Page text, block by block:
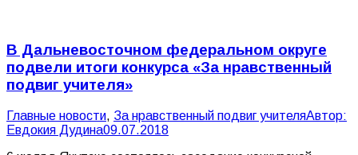
В Дальневосточном федеральном округе
подвели итоги конкурса «За нравственный
подвиг учителя»
Главные новости, За нравственный подвиг учителяАвтор:
Евдокия Дудина09.07.2018